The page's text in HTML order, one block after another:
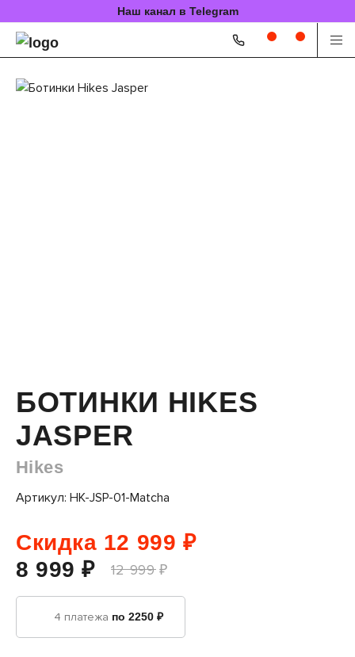
Наш канал в Telegram
БОТИНКИ HIKES
JASPER
Hikes
Артикул: HK-JSP-01-Matcha
Скидка 12 999 ₽
8 999 ₽
12 999 ₽
4 платежа по 2250 ₽